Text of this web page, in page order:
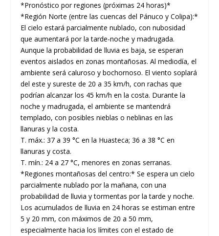
*Pronóstico por regiones (próximas 24 horas)*
*Región Norte (entre las cuencas del Pánuco y Colipa):*
El cielo estará parcialmente nublado, con nubosidad
que aumentará por la tarde-noche y madrugada.
Aunque la probabilidad de lluvia es baja, se esperan
eventos aislados en zonas montañosas. Al mediodía, el
ambiente será caluroso y bochornoso. El viento soplará
del este y sureste de 20 a 35 km/h, con rachas que
podrían alcanzar los 45 km/h en la costa. Durante la
noche y madrugada, el ambiente se mantendrá
templado, con posibles nieblas o neblinas en las
llanuras y la costa.
T. máx.: 37 a 39 °C en la Huasteca; 36 a 38 °C en
llanuras y costa.
T. mín.: 24 a 27 °C, menores en zonas serranas.
*Regiones montañosas del centro:* Se espera un cielo
parcialmente nublado por la mañana, con una
probabilidad de lluvia y tormentas por la tarde y noche.
Los acumulados de lluvia en 24 horas se estiman entre
5 y 20 mm, con máximos de 20 a 50 mm,
especialmente hacia los límites con el estado de